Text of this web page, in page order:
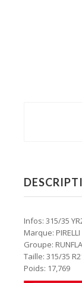
Infos: 315/35
Marque: PIRELLI
Groupe:
Taille: 315/35
Poids: 17,769